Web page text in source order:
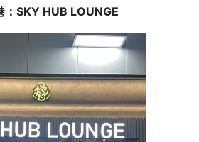
：SKY HUB LOUNGE